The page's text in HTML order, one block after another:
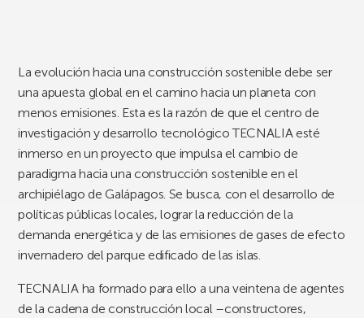
La evolución hacia una construcción sostenible debe ser
una apuesta global en el camino hacia un planeta con
menos emisiones. Esta es la razón de que el centro de
investigación y desarrollo tecnológico TECNALIA esté
inmerso en un proyecto que impulsa el cambio de
paradigma hacia una construcción sostenible en el
archipiélago de Galápagos. Se busca, con el desarrollo de
políticas públicas locales, lograr la reducción de la
demanda energética y de las emisiones de gases de efecto
invernadero del parque edificado de las islas.
TECNALIA ha formado para ello a una veintena de agentes
de la cadena de construcción local –constructores,